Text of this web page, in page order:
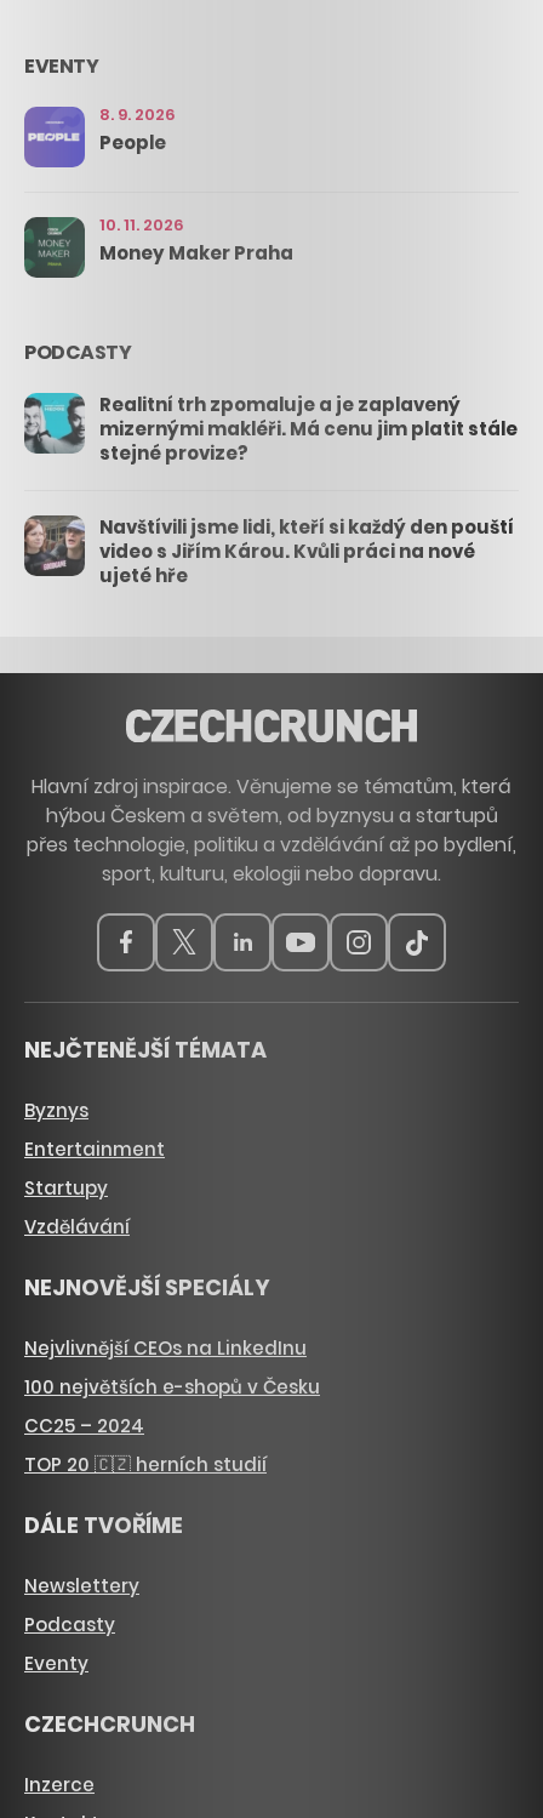
EVENTY
8. 9. 2026
People
10. 11. 2026
Money Maker Praha
PODCASTY
Realitní trh zpomaluje a je zaplavený
mizernými makléři. Má cenu jim platit stále
stejné provize?
Navštívili jsme lidi, kteří si každý den pouští
video s Jiřím Károu. Kvůli práci na nové
ujeté hře
Hlavní zdroj inspirace. Věnujeme se tématům, která
hýbou Českem a světem, od byznysu a startupů
přes technologie, politiku a vzdělávání až po bydlení,
sport, kulturu, ekologii nebo dopravu.
NEJČTENĚJŠÍ TÉMATA
Byznys
Entertainment
Startupy
Vzdělávání
NEJNOVĚJŠÍ SPECIÁLY
Nejvlivnější CEOs na LinkedInu
100 největších e-shopů v Česku
CC25 – 2024
TOP 20 🇨🇿 herních studií
DÁLE TVOŘÍME
Newslettery
Podcasty
Eventy
CZECHCRUNCH
Inzerce